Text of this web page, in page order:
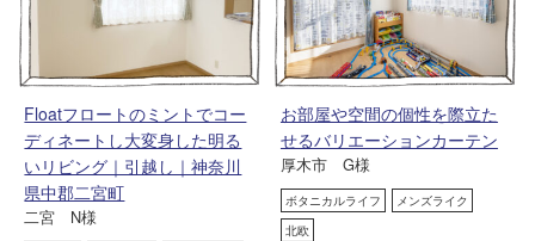
Floatフロートのミントでコー
ディネートし大変身した明る
いリビング｜引越し｜神奈川
県中郡二宮町
二宮 N様
お部屋や空間の個性を際立た
せるバリエーションカーテン
厚木市 G様
ボタニカルライフ
メンズライク
北欧